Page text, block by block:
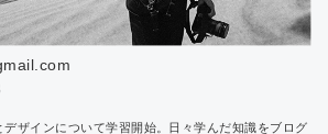
ザインについて学習開始。日々学んだ知識をブログ